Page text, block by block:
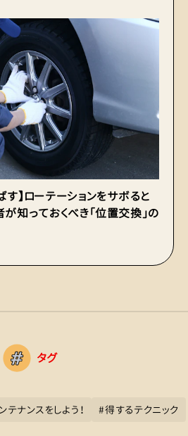
す】ローテーションをサボると
知っておくべき「位置交換」の
タグ
テナンスをしよう！ #得するテクニック